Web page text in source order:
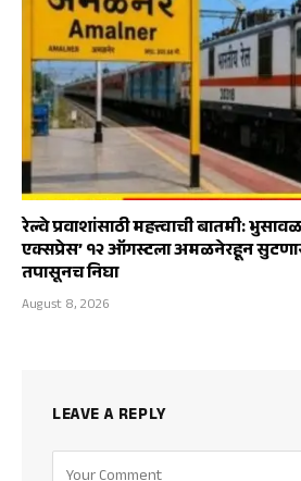
रेल्वे प्रवाशांसाठी महत्त्वाची बातमी:
एक्सप्रेस’ १२ ऑगस्टला अमळनेरहून
तपासूनच निघा
August 8, 2026
LEAVE A REPLY